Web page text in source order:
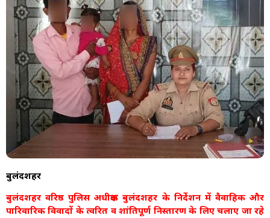
बुलंदशहर
बुलंदशहर वरिष्ठ पुलिस अधीक्षक बुलंदशहर के निर्देशन में वैवाहिक और
पारिवारिक विवादों के त्वरित व शांतिपूर्ण निस्तारण के लिए चलाए जा रहे